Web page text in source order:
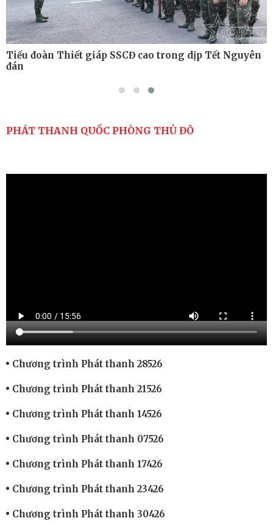
Tiểu đoàn Thiết giáp SSCĐ cao trong dịp Tết Nguyên
đán
PHÁT THANH QUỐC PHÒNG THỦ ĐÔ
Chương trình Phát thanh 28526
Chương trình Phát thanh 21526
Chương trình Phát thanh 14526
Chương trình Phát thanh 07526
Chương trình Phát thanh 17426
Chương trình Phát thanh 23426
Chương trình Phát thanh 30426